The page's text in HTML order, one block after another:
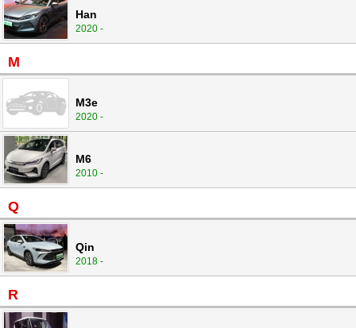
Han
2020 -
M
M3e
2020 -
M6
2010 -
Q
Qin
2018 -
R